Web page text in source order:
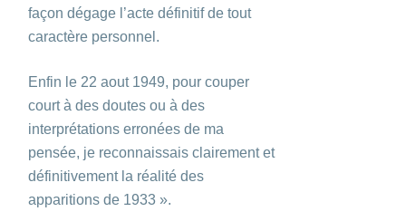
façon dégage l’acte définitif de tout
caractère personnel.
Enfin le 22 aout 1949, pour couper
court à des doutes ou à des
interprétations erronées de ma
pensée, je reconnaissais clairement et
définitivement la réalité des
apparitions de 1933 ».